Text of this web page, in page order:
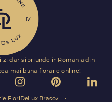
zi dar si oriunde in Romania din
mai buna florarie online!
FloriDeLux Brasov